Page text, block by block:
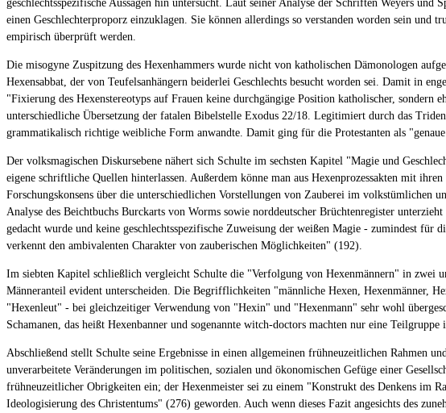
geschlechtsspezifische Aussagen hin untersucht. Laut seiner Analyse der Schriften Weyers
einen Geschlechterproporz einzuklagen. Sie können allerdings so verstanden worden sein
empirisch überprüft werden.
Die misogyne Zuspitzung des Hexenhammers wurde nicht von katholischen Dämonologen
Hexensabbat, der von Teufelsanhängern beiderlei Geschlechts besucht worden sei. Damit in
"Fixierung des Hexenstereotyps auf Frauen keine durchgängige Position katholischer,
unterschiedliche Übersetzung der fatalen Bibelstelle Exodus 22/18. Legitimiert durch das
grammatikalisch richtige weibliche Form anwandte. Damit ging für die Protestanten als
Der volksmagischen Diskursebene nähert sich Schulte im sechsten Kapitel "Magie und
eigene schriftliche Quellen hinterlassen. Außerdem könne man aus Hexenprozessakten mit
Forschungskonsens über die unterschiedlichen Vorstellungen von Zauberei im volkstümlichen
Analyse des Beichtbuchs Burckarts von Worms sowie norddeutscher Brüchtenregister
gedacht wurde und keine geschlechtsspezifische Zuweisung der weißen Magie - zumindest
verkennt den ambivalenten Charakter von zauberischen Möglichkeiten" (192).
Im siebten Kapitel schließlich vergleicht Schulte die "Verfolgung von Hexenmännern" in zwei
Männeranteil evident unterscheiden. Die Begrifflichkeiten "männliche Hexen, Hexenmänner,
"Hexenleut" - bei gleichzeitiger Verwendung von "Hexin" und "Hexenmann" sehr wohl
Schamanen, das heißt Hexenbanner und sogenannte witch-doctors machten nur eine
Abschließend stellt Schulte seine Ergebnisse in einen allgemeinen frühneuzeitlichen Rahmen
unverarbeitete Veränderungen im politischen, sozialen und ökonomischen Gefüge einer
frühneuzeitlicher Obrigkeiten ein; der Hexenmeister sei zu einem "Konstrukt des Denkens im
Ideologisierung des Christentums" (276) geworden. Auch wenn dieses Fazit angesichts des